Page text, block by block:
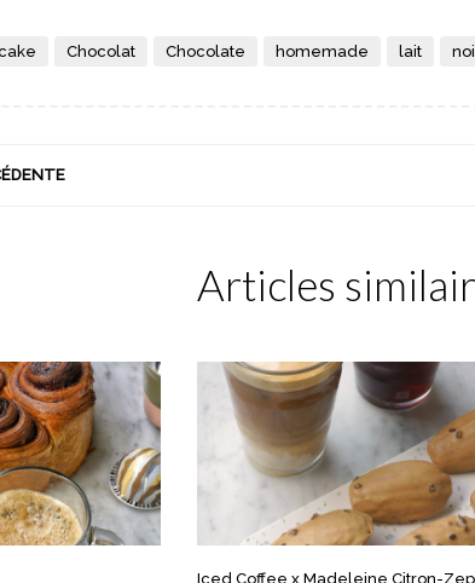
Chocolat Chocolate homemade lait
Articles
Iced Coffee x Madeleine Citron-